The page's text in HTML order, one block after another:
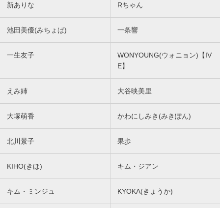
新ありな Rちゃん
池田美優(みちょぱ) 一条響
一生友子
WONYOUNG(ウォニョン)【IV
E】
えみ姉 大谷映美里
大塚萌香 かわにしみき(みきぽん)
北川景子 果歩
KIHO(きほ) キム・ジアン
キム・ミンジュ KYOKA(きょうか)